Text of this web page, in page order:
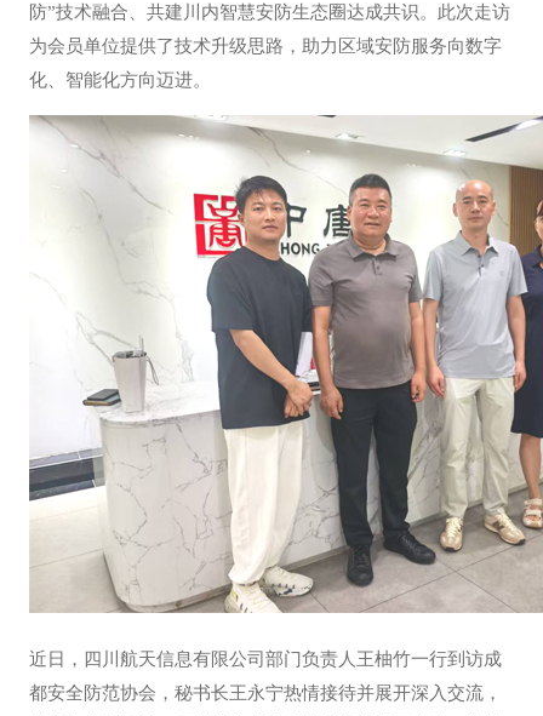
防”技术融合、共建川内智慧安防生态圈达成共识。此次走访
为会员单位提供了技术升级思路，助力区域安防服务向数字
化、智能化方向迈进。
近日，四川航天信息有限公司部门负责人王柚竹一行到访成
都安全防范协会，秘书长王永宁热情接待并展开深入交流，